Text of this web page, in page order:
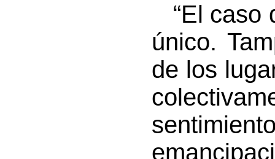
“El caso
único.
de los